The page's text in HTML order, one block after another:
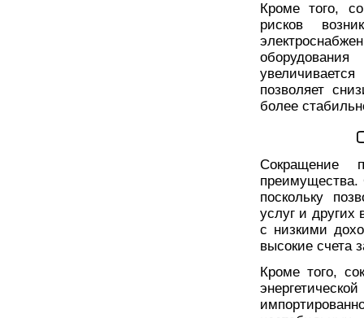
Кроме того,
рисков
позволяет
более
Сокращение
преимущества.
поскольку
услуг и других
с низкими
высокие счета
Кроме того,